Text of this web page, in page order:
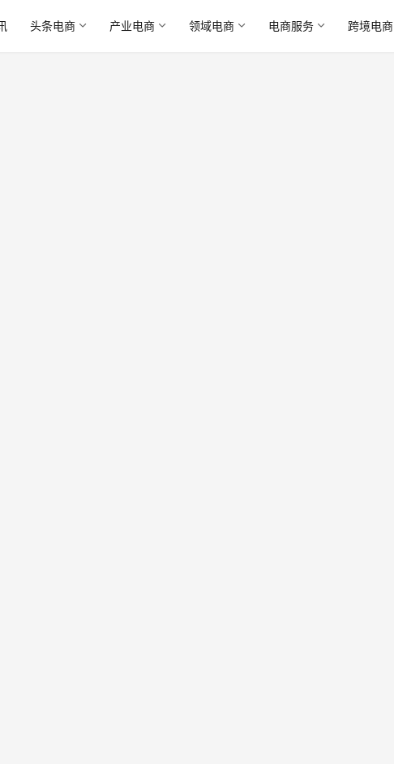
头条电商 产业电商 领域电商 电商服务 跨境电商